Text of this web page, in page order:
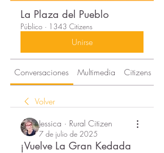
La Plaza del Pueblo
Público · 1343 Citizens
Unirse
Conversaciones Multimedia Citizens
Volver
Jessica · Rural Citizen
7 de julio de 2025
¡Vuelve La Gran Kedada